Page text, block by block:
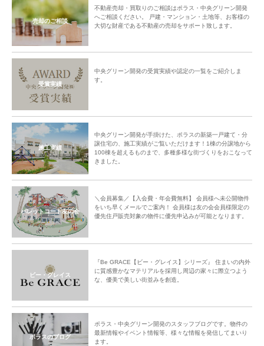
売却のご相談
不動産売却・買取りのご相談はポラス・中央グリーン開発
へご相談ください。 戸建・マンション・土地等、お客様の
大切な財産である不動産の売却をサポート致します。
受賞実績
中央グリーン開発の受賞実績や認定の一覧をご紹介しま
す。
施工実績
中央グリーン開発が手掛けた、ポラスの新築一戸建て・分
譲住宅の、施工実績がご覧いただけます！1棟の分譲地から
100棟を超えるものまで、多種多様な街づくりをおこなって
きました。
パレットコート友の会
＼会員募集／【入会費・年会費無料】 会員様へ未公開物件
をいち早くメールでご案内！ 会員様は友の会会員様限定の
優先住戸販売対象の物件に優先申込みが可能となります。
ビー・グレイス
『Be GRACE【ビー・グレイス】シリーズ』 住まいの内外
に質感豊かなマテリアルを採用し周辺の家々に際立つよう
な、優美で美しい街並みを創造。
ポラスのブログ
ポラス・中央グリーン開発のスタッフブログです。物件の
最新情報やイベント情報等、様々な情報を発信してまいり
ます。